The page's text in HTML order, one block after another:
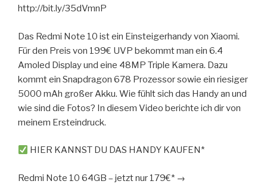
http://bit.ly/35dVmnP
Das Redmi Note 10 ist ein Einsteigerhandy von Xiaomi.
Für den Preis von 199€ UVP bekommt man ein 6.4
Amoled Display und eine 48MP Triple Kamera. Dazu
kommt ein Snapdragon 678 Prozessor sowie ein riesiger
5000 mAh großer Akku. Wie fühlt sich das Handy an und
wie sind die Fotos? In diesem Video berichte ich dir von
meinem Ersteindruck.
HIER KANNST DU DAS HANDY KAUFEN*
Redmi Note 10 64GB – jetzt nur 179€* →